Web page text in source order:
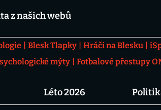
z našich webů
Blesk Tlapky Hráči na Blesku
mýty
Fotbalové přestupy
Léto 2026